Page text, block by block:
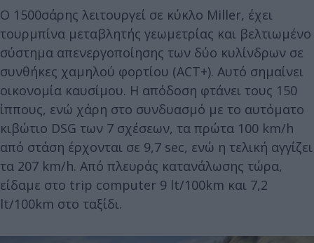
Ο 1500σάρης λειτουργεί σε κύκλο Miller, έχει
τουρμπίνα μεταβλητής γεωμετρίας και βελτιωμένο
σύστημα απενεργοποίησης των δύο κυλίνδρων σε
συνθήκες χαμηλού φορτίου (ACT+). Αυτό σημαίνει
οικονομία καυσίμου. Η απόδοση φτάνει τους 150
ίππους, ενώ χάρη στο συνδυασμό με το αυτόματο
κιβώτιο DSG των 7 σχέσεων, τα πρώτα 100 km/h
από στάση έρχονται σε 9,7 sec, ενώ η τελική αγγίζει
τα 207 km/h. Από πλευράς κατανάλωσης τώρα,
είδαμε στο trip computer 9 lt/100km και 7,2
lt/100km στο ταξίδι.